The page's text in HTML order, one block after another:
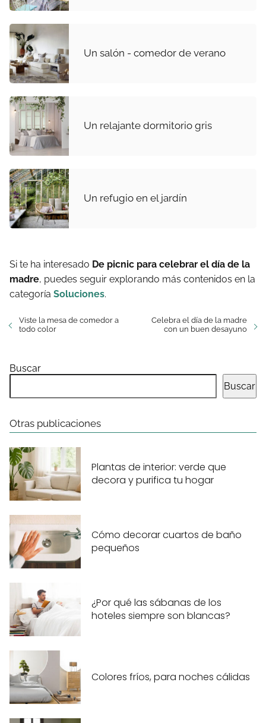
Un salón - comedor de verano
Un relajante dormitorio gris
Un refugio en el jardín
Si te ha interesado De picnic para celebrar el día de la
madre, puedes seguir explorando más contenidos en la
categoría Soluciones.
Viste la mesa de comedor a
todo color
Celebra el día de la madre
con un buen desayuno
Buscar
Buscar
Otras publicaciones
Plantas de interior: verde que
decora y purifica tu hogar
Cómo decorar cuartos de baño
pequeños
¿Por qué las sábanas de los
hoteles siempre son blancas?
Colores fríos, para noches cálidas